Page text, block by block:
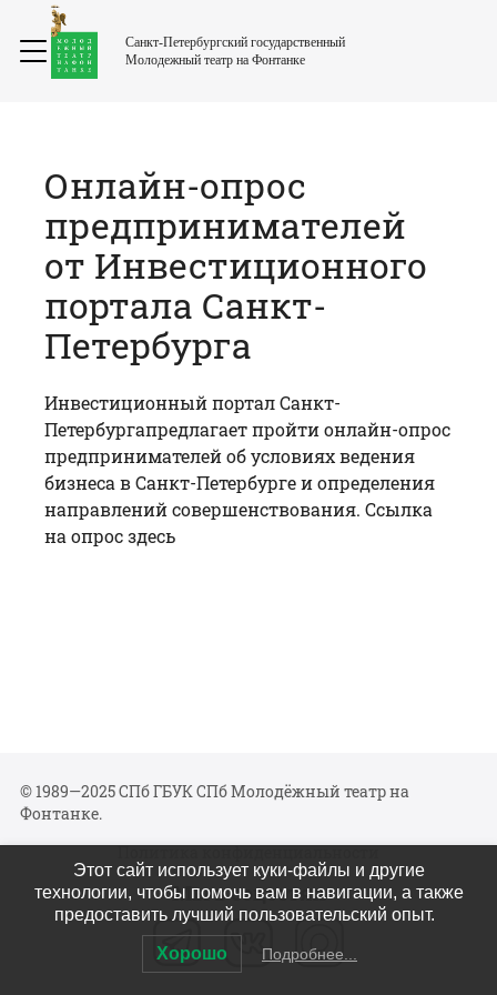
Санкт-Петербургский государственный
Молодежный театр на Фонтанке
Онлайн-опрос
предпринимателей
от Инвестиционного
портала Санкт-
Петербурга
Инвестиционный портал Санкт-
Петербургапредлагает пройти онлайн-опрос
предпринимателей об условиях ведения
бизнеса в Санкт-Петербурге и определения
направлений совершенствования. Ссылка
на опросздесь
© 1989—2025 СПб ГБУК СПб Молодёжный театр на
Фонтанке.
Политика конфиденциальности
Мы в соцсетях
Этот сайт использует куки-файлы и другие
технологии, чтобы помочь вам в навигации, а также
предоставить лучший пользовательский опыт.
Хорошо Подробнее...